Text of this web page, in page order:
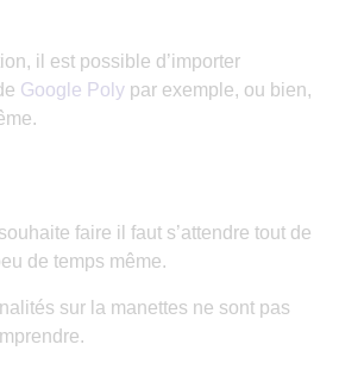
il est possible d’importer
Google Poly par exemple, ou bien,
faire il faut s’attendre tout de
de temps même.
sur la manettes ne sont pas